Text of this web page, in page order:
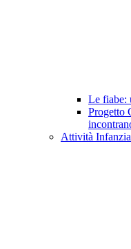
Le fiabe:
Progetto
Attività Infanzia